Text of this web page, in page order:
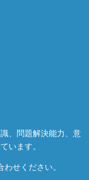
、問題解決能力、意
います。
せください。